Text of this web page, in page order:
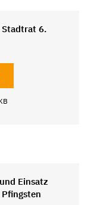
Stadtrat 6.
Einsatz